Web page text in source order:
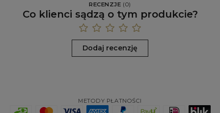
RECENZJE (0)
Co klienci sądzą o tym produkcie?
Dodaj recenzję
METODY PŁATNOŚCI